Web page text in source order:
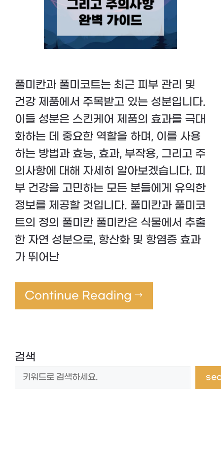
풀미칸과 풀미코트는 최근 피부 관리 및
건강 제품에서 주목받고 있는 성분입니다.
이들 성분은 스킨케어 제품의 효과를 극대
화하는 데 중요한 역할을 하며, 이를 사용
하는 방법과 효능, 효과, 부작용, 그리고 주
의사항에 대해 자세히 알아보겠습니다. 피
부 건강을 고민하는 모든 분들에게 유익한
정보를 제공할 것입니다. 풀미칸과 풀미코
트의 정의 풀미칸 풀미칸은 식물에서 추출
한 자연 성분으로, 항산화 및 항염증 효과
가 뛰어난
Continue Reading →
검색